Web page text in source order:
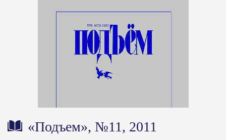
«Подъем», №11, 2011